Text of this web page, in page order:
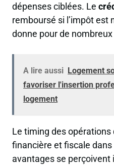
dépenses ciblées. Le
remboursé si l’impôt est
donne pour de
A lire aussi Logement
favoriser l'insertion
logement
Le timing des
financière et fiscale dans
avantages se